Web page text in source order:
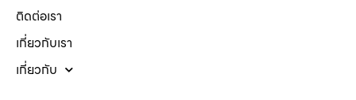
ติดต่อเรา
เกี่ยวกับเรา
เกี่ยวกับ